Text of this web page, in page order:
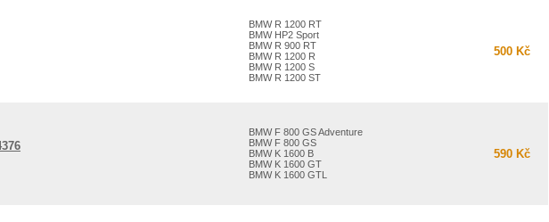
BMW R 1200 RT
BMW HP2 Sport
BMW R 900 RT
BMW R 1200 R
BMW R 1200 S
BMW R 1200 ST
500 Kč
BMW F 800 GS Adventure
BMW F 800 GS
BMW K 1600 B
BMW K 1600 GT
BMW K 1600 GTL
590 Kč